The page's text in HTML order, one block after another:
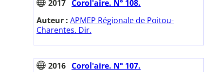
2017 Corol'aire. N° 108.
Auteur : APMEP Régionale de Poitou-
Charentes. Dir.
2016 Corol'aire. N° 107.